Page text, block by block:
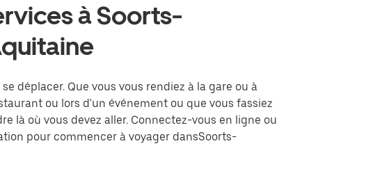
à Soorts-
déplacer. Que vous vous rendiez à la gare ou à
ou lors d'un événement ou que vous fassiez
là où vous devez aller. Connectez-vous en ligne ou
pour commencer à voyager dansSoorts-